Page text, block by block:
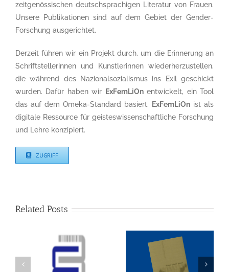
zeitgenössischen deutschsprachigen Literatur von Frauen.
Unsere Publikationen sind auf dem Gebiet der Gender-
Forschung ausgerichtet.
Derzeit führen wir ein Projekt durch, um die Erinnerung an
Schriftstellerinnen und Kunstlerinnen wiederherzustellen,
die während des Nazionalsozialismus ins Exil geschickt
wurden. Dafür haben wir
ExFemLiOnentwickelt, ein Tool
das auf dem Omeka-Standard basiert.
ExFemLiOn ist als
digitale Ressource für geisteswissenschaftliche Forschung
und Lehre konzipiert.
ZUGRIFF
Related Posts
Ramón Mª del Valle-
Inclán en Alemania:
Narrativa Alemana de